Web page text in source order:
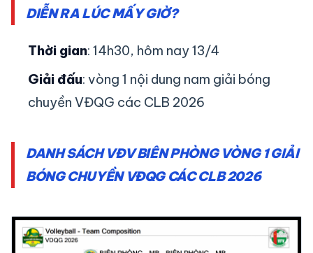
DIỄN RA LÚC MẤY GIỜ?
Thời gian: 14h30, hôm nay 13/4
Giải đấu: vòng 1 nội dung nam giải bóng
chuyền VĐQG các CLB 2026
DANH SÁCH VĐV BIÊN PHÒNG VÒNG 1 GIẢI
BÓNG CHUYỀN VĐQG CÁC CLB 2026